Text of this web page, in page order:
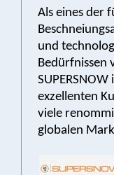
Als eines der
und
Bedürfnissen
exzellenten
viele
globalen